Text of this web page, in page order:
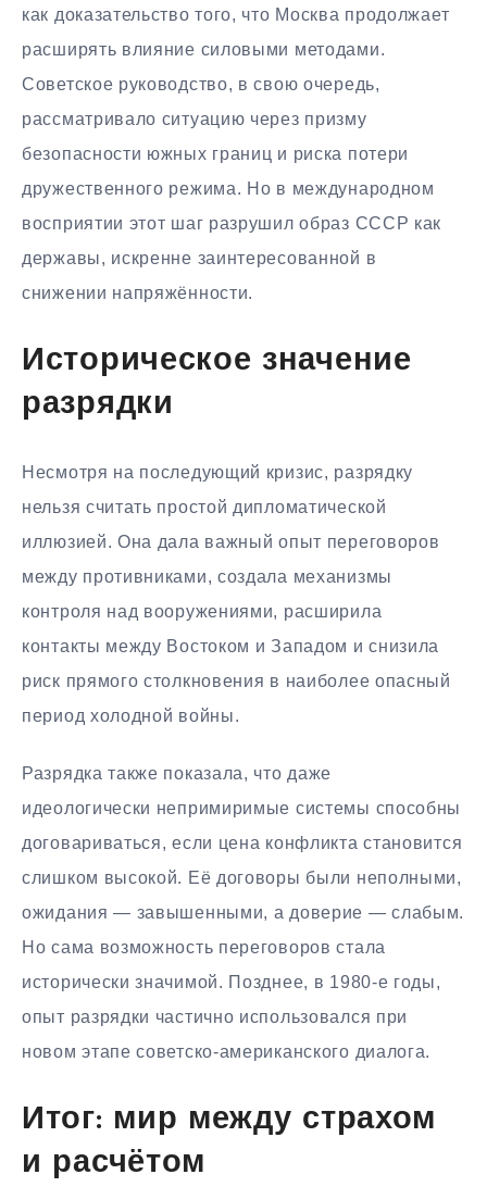
как доказательство того, что Москва продолжает
расширять влияние силовыми методами.
Советское руководство, в свою очередь,
рассматривало ситуацию через призму
безопасности южных границ и риска потери
дружественного режима. Но в международном
восприятии этот шаг разрушил образ СССР как
державы, искренне заинтересованной в
снижении напряжённости.
Историческое значение
разрядки
Несмотря на последующий кризис, разрядку
нельзя считать простой дипломатической
иллюзией. Она дала важный опыт переговоров
между противниками, создала механизмы
контроля над вооружениями, расширила
контакты между Востоком и Западом и снизила
риск прямого столкновения в наиболее опасный
период холодной войны.
Разрядка также показала, что даже
идеологически непримиримые системы способны
договариваться, если цена конфликта становится
слишком высокой. Её договоры были неполными,
ожидания — завышенными, а доверие — слабым.
Но сама возможность переговоров стала
исторически значимой. Позднее, в 1980-е годы,
опыт разрядки частично использовался при
новом этапе советско-американского диалога.
Итог: мир между страхом
и расчётом